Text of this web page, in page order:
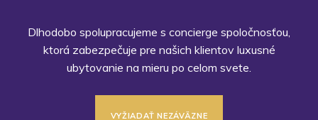
Dlhodobo spolupracujeme s concierge spoločnosťou,
ktorá zabezpečuje pre našich klientov luxusné
ubytovanie na mieru po celom svete.
VYŽIADAŤ NEZÁVÄZNE